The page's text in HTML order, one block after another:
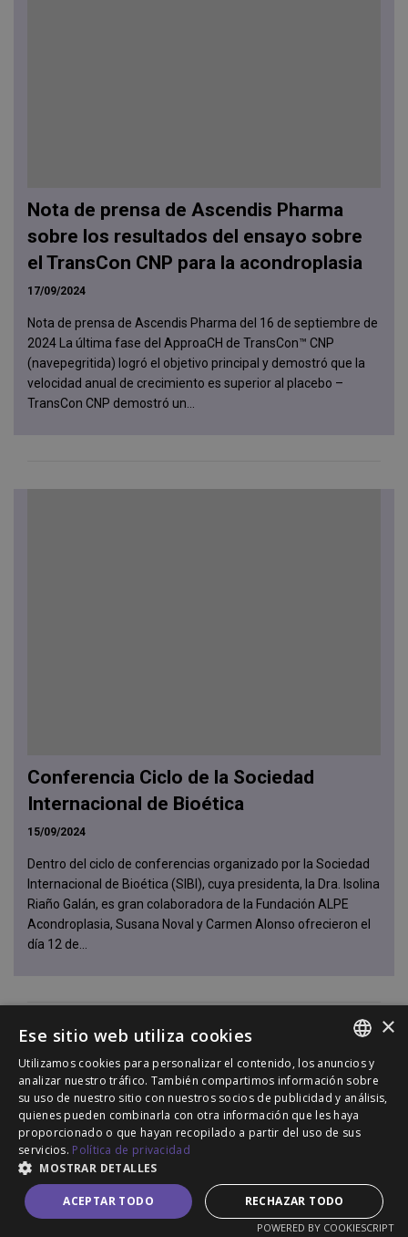
Nota de prensa de Ascendis Pharma
sobre los resultados del ensayo sobre
el TransCon CNP para la acondroplasia
17/09/2024
Nota de prensa de Ascendis Pharma del 16 de septiembre de
2024 La última fase del ApproaCH de TransCon™ CNP
(navepegritida) logró el objetivo principal y demostró que la
velocidad anual de crecimiento es superior al placebo –
TransCon CNP demostró un...
Conferencia Ciclo de la Sociedad
Internacional de Bioética
15/09/2024
Dentro del ciclo de conferencias organizado por la Sociedad
Internacional de Bioética (SIBI), cuya presidenta, la Dra. Isolina
Riaño Galán, es gran colaboradora de la Fundación ALPE
Acondroplasia, Susana Noval y Carmen Alonso ofrecieron el
día 12 de...
SPANISH
ENGLISH
PORTUGUESE
×
Ese sitio web utiliza cookies
Utilizamos cookies para personalizar el contenido, los anuncios y
analizar nuestro tráfico. También compartimos información sobre
su uso de nuestro sitio con nuestros socios de publicidad y análisis,
quienes pueden combinarla con otra información que les haya
proporcionado o que hayan recopilado a partir del uso de sus
servicios. Política de privacidad
MOSTRAR DETALLES
ACEPTAR TODO RECHAZAR TODO
POWERED BY COOKIESCRIPT